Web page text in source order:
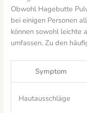
Obwohl Hagebutte
bei einigen Personen
können sowohl leichte
umfassen. Zu den
Symptom
Hautausschläge